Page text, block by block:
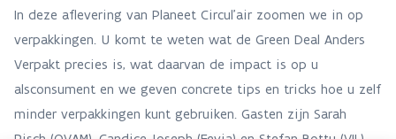
In deze aflevering van Planeet Circul'air zoomen we in op
verpakkingen. U komt te weten wat de Green Deal Anders
Verpakt precies is, wat daarvan de impact is op u
alsconsument en we geven concrete tips en tricks hoe u zelf
minder verpakkingen kunt gebruiken. Gasten zijn Sarah